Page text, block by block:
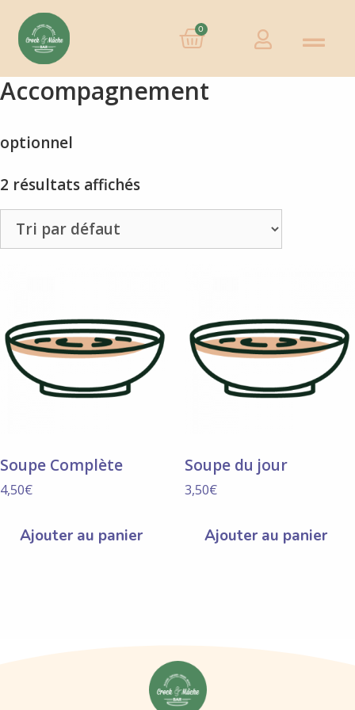
0
Accompagnement
optionnel
2 résultats affichés
Soupe Complète
4,50€
Ajouter au panier
Soupe du jour
3,50€
Ajouter au panier